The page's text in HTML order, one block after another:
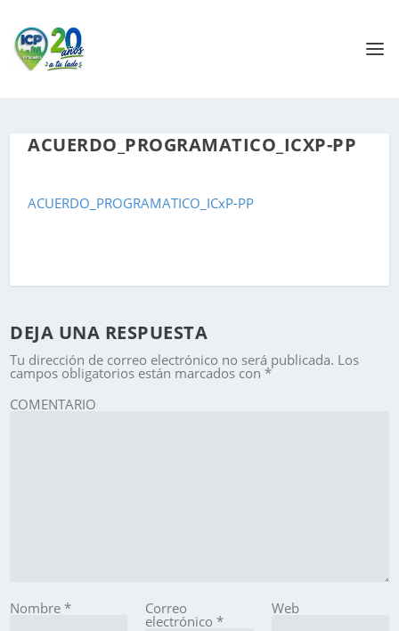
ACUERDO_PROGRAMATICO_ICXP-PP
ACUERDO_PROGRAMATICO_ICxP-PP
DEJA UNA RESPUESTA
Tu dirección de correo electrónico no será publicada. Los
campos obligatorios están marcados con*
COMENTARIO
Nombre* Correo
electrónico*
Web